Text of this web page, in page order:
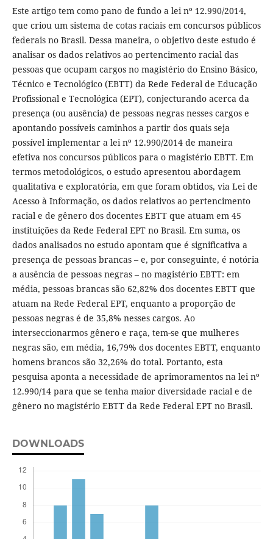
Este artigo tem como pano de fundo a lei nº 12.990/2014,
que criou um sistema de cotas raciais em concursos públicos
federais no Brasil. Dessa maneira, o objetivo deste estudo é
analisar os dados relativos ao pertencimento racial das
pessoas que ocupam cargos no magistério do Ensino Básico,
Técnico e Tecnológico (EBTT) da Rede Federal de Educação
Profissional e Tecnológica (EPT), conjecturando acerca da
presença (ou ausência) de pessoas negras nesses cargos e
apontando possíveis caminhos a partir dos quais seja
possível implementar a lei nº 12.990/2014 de maneira
efetiva nos concursos públicos para o magistério EBTT. Em
termos metodológicos, o estudo apresentou abordagem
qualitativa e exploratória, em que foram obtidos, via Lei de
Acesso à Informação, os dados relativos ao pertencimento
racial e de gênero dos docentes EBTT que atuam em 45
instituições da Rede Federal EPT no Brasil. Em suma, os
dados analisados no estudo apontam que é significativa a
presença de pessoas brancas – e, por conseguinte, é notória
a ausência de pessoas negras – no magistério EBTT: em
média, pessoas brancas são 62,82% dos docentes EBTT que
atuam na Rede Federal EPT, enquanto a proporção de
pessoas negras é de 35,8% nesses cargos. Ao
interseccionarmos gênero e raça, tem-se que mulheres
negras são, em média, 16,79% dos docentes EBTT, enquanto
homens brancos são 32,26% do total. Portanto, esta
pesquisa aponta a necessidade de aprimoramentos na lei nº
12.990/14 para que se tenha maior diversidade racial e de
gênero no magistério EBTT da Rede Federal EPT no Brasil.
DOWNLOADS